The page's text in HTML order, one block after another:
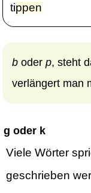
tippen
b oderp, steht
verlängert man
g oder k
Viele Wörter
geschrieben